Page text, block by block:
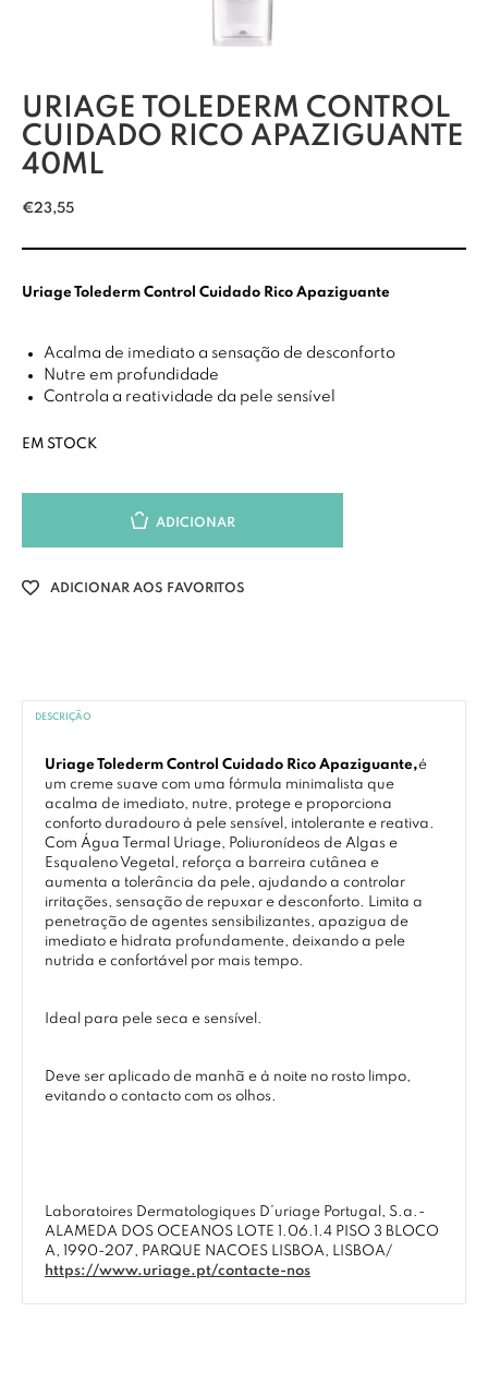
URIAGE TOLEDERM CONTROL
CUIDADO RICO APAZIGUANTE
40ML
€23,55
Uriage Tolederm Control Cuidado Rico Apaziguante
Acalma de imediato a sensação de desconforto
Nutre em profundidade
Controla a reatividade da pele sensível
EM STOCK
ADICIONAR
ADICIONAR AOS FAVORITOS
DESCRIÇÃO
Uriage Tolederm Control Cuidado Rico Apaziguante,é
um creme suave com uma fórmula minimalista que
acalma de imediato, nutre, protege e proporciona
conforto duradouro à pele sensível, intolerante e reativa.
Com Água Termal Uriage, Poliuronídeos de Algas e
Esqualeno Vegetal, reforça a barreira cutânea e
aumenta a tolerância da pele, ajudando a controlar
irritações, sensação de repuxar e desconforto. Limita a
penetração de agentes sensibilizantes, apazigua de
imediato e hidrata profundamente, deixando a pele
nutrida e confortável por mais tempo.
Ideal para pele seca e sensível.
Deve ser aplicado de manhã e à noite no rosto limpo,
evitando o contacto com os olhos.
Laboratoires Dermatologiques D’uriage Portugal, S.a.-
ALAMEDA DOS OCEANOS LOTE 1.06.1.4 PISO 3 BLOCO
A, 1990-207, PARQUE NACOES LISBOA, LISBOA/
https://www.uriage.pt/contacte-nos